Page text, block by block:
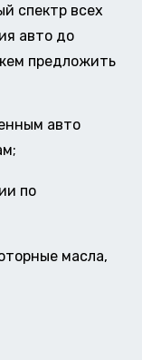
спектр всех
авто до
предложить
авто
по
масла,